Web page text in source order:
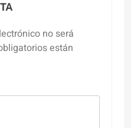
no será
están